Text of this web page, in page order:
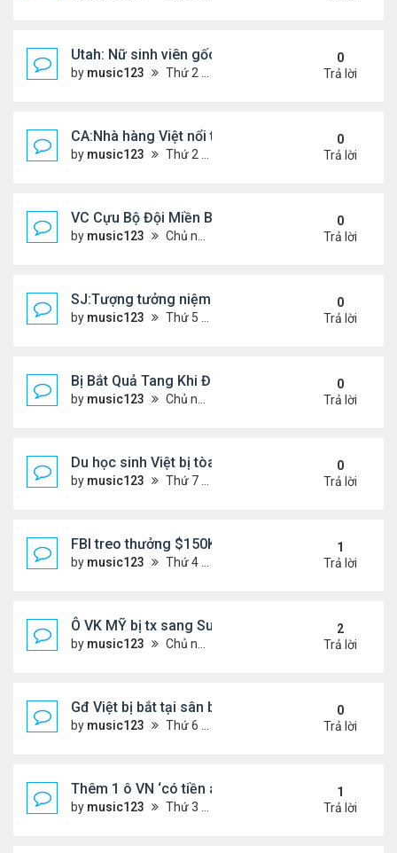
Utah: Nữ sinh viên gốc Việt tự vẫn, bạn trai bạo
by music123 Thứ 2 Tháng 7 20, 2026 4:56 pm
0
Trả lời
CA:Nhà hàng Việt nổi tiếng đóng cửa
by music123 Thứ 2 Tháng 7 20, 2026 4:42 pm
0
Trả lời
VC Cựu Bộ Đội Miền Bắc Chọn Định Cư Tại Hoa
by music123 Chủ nhật Tháng 7 12, 2026 3:01 pm
0
Trả lời
SJ:Tượng tưởng niệm cđ Việt bị ăn cắp
by music123 Thứ 5 Tháng 7 09, 2026 6:19 am
0
Trả lời
Bị Bắt Quả Tang Khi Đang Đánh Bắt “Vài Con Cá
by music123 Chủ nhật Tháng 7 05, 2026 8:47 am
0
Trả lời
Du học sinh Việt bị tòa HQ kết án 10 năm vì vứt bỏ
by music123 Thứ 7 Tháng 6 27, 2026 8:01 pm
0
Trả lời
FBI treo thưởng $150K cho tội phạm 'đang ở Việt
by music123 Thứ 4 Tháng 6 24, 2026 7:26 pm
1
Trả lời
Ô VK MỸ bị tx sang Sudan,về VN
by music123 Chủ nhật Tháng 6 21, 2026 6:46 am
2
Trả lời
Gđ Việt bị bắt tại sân bay ở Mỹ
by music123 Thứ 6 Tháng 6 19, 2026 6:47 pm
0
Trả lời
Thêm 1 ô VN ‘có tiền án’ bị Mỹ trục xuất về nước
by music123 Thứ 3 Tháng 6 16, 2026 7:00 pm
1
Trả lời